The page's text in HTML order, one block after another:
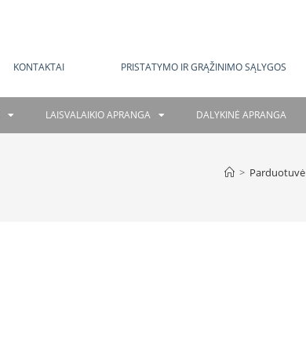
KONTAKTAI PRISTATYMO IR GRĄŽINIMO SĄLYGOS
LAISVALAIKIO APRANGA DALYKINĖ APRANGA
> Parduotuvė